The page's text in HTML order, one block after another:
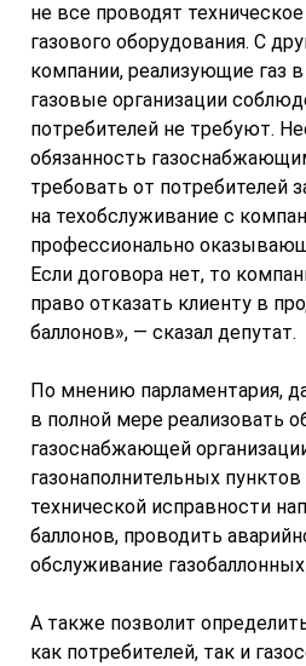
не все проводят
газового оборудования. С
компании, реализующие газ
газовые организации
потребителей не требуют.
обязанность
требовать от потребителей
на техобслуживание с
профессионально
Если договора нет, то
право отказать клиенту в
баллонов», — сказал депутат.
По мнению парламентария,
в полной мере реализовать
газоснабжающей
газонаполнительных
технической исправности
баллонов, проводить
обслуживание
А также позволит
как потребителей, так и